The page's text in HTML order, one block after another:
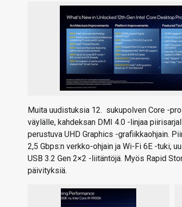
Muita uudistuksia 12. sukupolven Core -
väylälle, kahdeksan DMI 4.0 -linjaa
perustuva UHD Graphics -grafiikkaohjain.
2,5 Gbps:n verkko-ohjain ja Wi-Fi 6E -tuki,
USB 3.2 Gen 2×2 -liitäntöjä. Myös Rapid
päivityksiä.